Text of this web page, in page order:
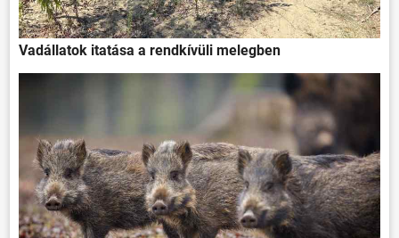
Vadállatok itatása a rendkívüli melegben